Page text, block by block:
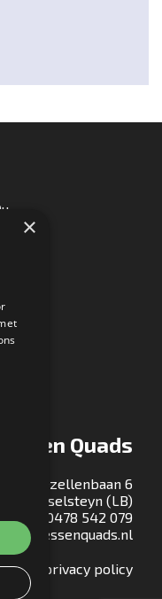
Quads
Gezellenbaan 6
EA Ysselsteyn (LB)
0478 542 079
onze privacy policy
×